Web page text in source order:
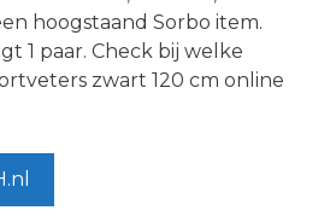
hoogstaand Sorbo item.
1 paar. Check bij welke
zwart 120 cm online